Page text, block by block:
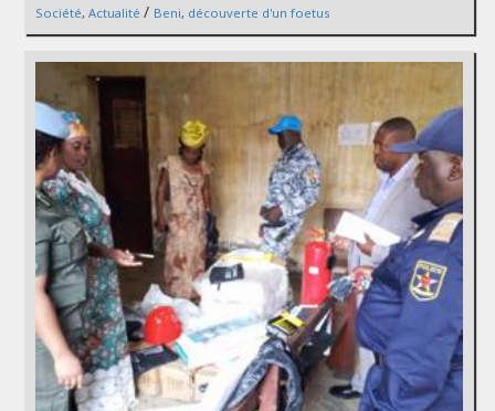
Société, Actualité / Beni, découverte d'un foetus